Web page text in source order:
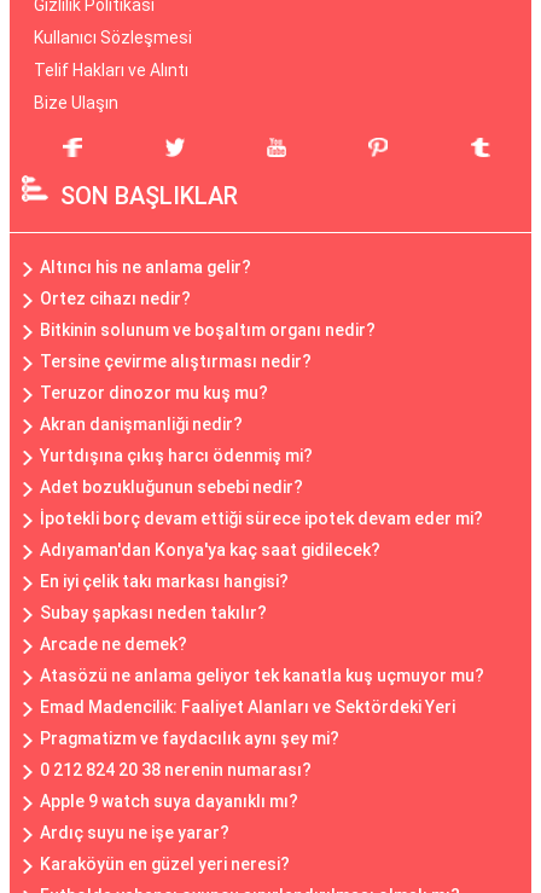
Gizlilik Politikası
Kullanıcı Sözleşmesi
Telif Hakları ve Alıntı
Bize Ulaşın
SON BAŞLIKLAR
Altıncı his ne anlama gelir?
Ortez cihazı nedir?
Bitkinin solunum ve boşaltım organı nedir?
Tersine çevirme alıştırması nedir?
Teruzor dinozor mu kuş mu?
Akran danişmanliği nedir?
Yurtdışına çıkış harcı ödenmiş mi?
Adet bozukluğunun sebebi nedir?
İpotekli borç devam ettiği sürece ipotek devam eder mi?
Adıyaman'dan Konya'ya kaç saat gidilecek?
En iyi çelik takı markası hangisi?
Subay şapkası neden takılır?
Arcade ne demek?
Atasözü ne anlama geliyor tek kanatla kuş uçmuyor mu?
Emad Madencilik: Faaliyet Alanları ve Sektördeki Yeri
Pragmatizm ve faydacılık aynı şey mi?
0 212 824 20 38 nerenin numarası?
Apple 9 watch suya dayanıklı mı?
Ardıç suyu ne işe yarar?
Karaköyün en güzel yeri neresi?